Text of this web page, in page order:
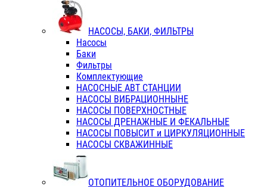
НАСОСЫ, БАКИ, ФИЛЬТРЫ
Насосы
Баки
Фильтры
Комплектующие
НАСОСНЫЕ АВТ СТАНЦИИ
НАСОСЫ ВИБРАЦИОННЫНЕ
НАСОСЫ ПОВЕРХНОСТНЫЕ
НАСОСЫ ДРЕНАЖНЫЕ И ФЕКАЛЬНЫЕ
НАСОСЫ ПОВЫСИТ и ЦИРКУЛЯЦИОННЫЕ
НАСОСЫ СКВАЖИННЫЕ
ОТОПИТЕЛЬНОЕ ОБОРУДОВАНИЕ